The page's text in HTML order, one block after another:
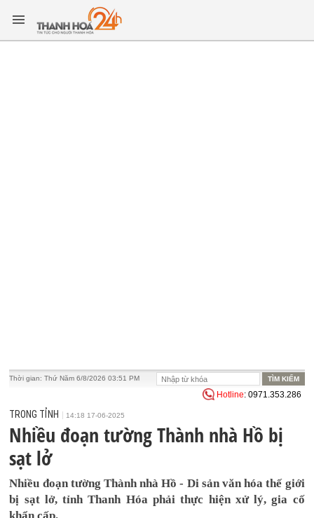
Thời gian:Thứ Năm 6/8/2026 03:51 PM
Hotline: 0971.353.286
TRONG TỈNH 14:18 17-06-2025
Nhiều đoạn tường Thành nhà Hồ bị
sạt lở
Nhiều đoạn tường Thành nhà Hồ - Di sản văn hóa thế giới
bị sạt lở, tỉnh Thanh Hóa phải thực hiện xử lý, gia cố